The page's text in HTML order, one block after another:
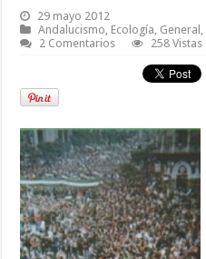
29 mayo 2012
Andalucismo, Ecología, General ,
2 Comentarios
258 Vistas